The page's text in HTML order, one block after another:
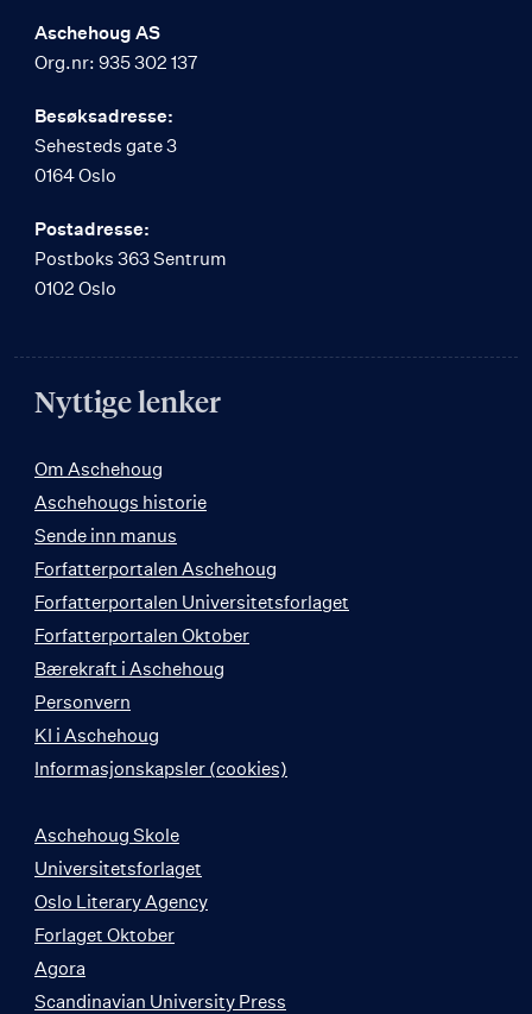
Aschehoug AS
Org.nr: 935 302 137
Besøksadresse:
Sehesteds gate 3
0164 Oslo
Postadresse:
Postboks 363 Sentrum
0102 Oslo
Nyttige lenker
Om Aschehoug
Aschehougs historie
Sende inn manus
Forfatterportalen Aschehoug
Forfatterportalen Universitetsforlaget
Forfatterportalen Oktober
Bærekraft i Aschehoug
Personvern
KI i Aschehoug
Informasjonskapsler (cookies)
Aschehoug Skole
Universitetsforlaget
Oslo Literary Agency
Forlaget Oktober
Agora
Scandinavian University Press